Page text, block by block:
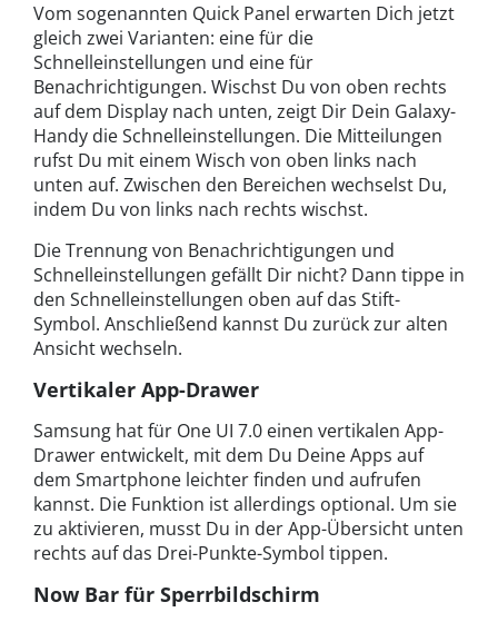
Vom sogenannten Quick Panel erwarten Dich jetzt
gleich zwei Varianten: eine für die
Schnelleinstellungen und eine für
Benachrichtigungen. Wischst Du von oben rechts
auf dem Display nach unten, zeigt Dir Dein Galaxy-
Handy die Schnelleinstellungen. Die Mitteilungen
rufst Du mit einem Wisch von oben links nach
unten auf. Zwischen den Bereichen wechselst Du,
indem Du von links nach rechts wischst.
Die Trennung von Benachrichtigungen und
Schnelleinstellungen gefällt Dir nicht? Dann tippe in
den Schnelleinstellungen oben auf das Stift-
Symbol. Anschließend kannst Du zurück zur alten
Ansicht wechseln.
Vertikaler App-Drawer
Samsung hat für One UI 7.0 einen vertikalen App-
Drawer entwickelt, mit dem Du Deine Apps auf
dem Smartphone leichter finden und aufrufen
kannst. Die Funktion ist allerdings optional. Um sie
zu aktivieren, musst Du in der App-Übersicht unten
rechts auf das Drei-Punkte-Symbol tippen.
Now Bar für Sperrbildschirm